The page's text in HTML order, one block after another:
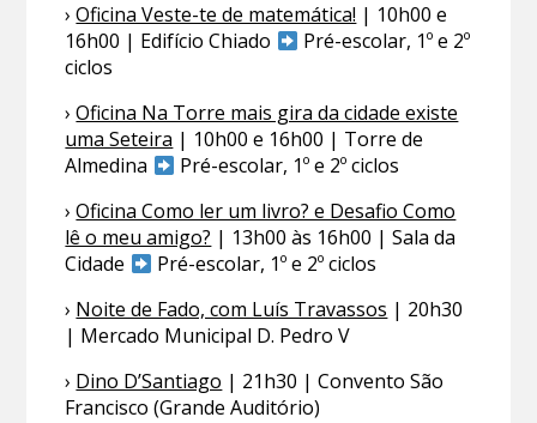
›Oficina Veste-te de matemática! | 10h00 e
16h00 | Edifício Chiado
Pré-escolar, 1º e 2º
ciclos
›Oficina Na Torre mais gira da cidade existe
uma Seteira | 10h00 e 16h00 | Torre de
Almedina
Pré-escolar, 1º e 2º ciclos
›Oficina Como ler um livro? e Desafio Como
lê o meu amigo? | 13h00 às 16h00 | Sala da
Cidade
Pré-escolar, 1º e 2º ciclos
› Noite de Fado, com Luís Travassos | 20h30
| Mercado Municipal D. Pedro V
› Dino D’Santiago | 21h30 | Convento São
Francisco (Grande Auditório)